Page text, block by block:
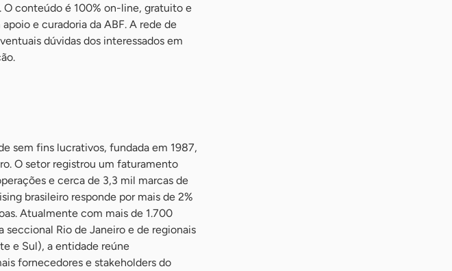
conteúdo é 100% on-line, gratuito e
e curadoria da ABF. A rede de
dúvidas dos interessados em
sem fins lucrativos, fundada em 1987,
O setor registrou um faturamento
e cerca de 3,3 mil marcas de
brasileiro responde por mais de 2%
Atualmente com mais de 1.700
Rio de Janeiro e de regionais
e Sul), a entidade reúne
fornecedores e stakeholders do